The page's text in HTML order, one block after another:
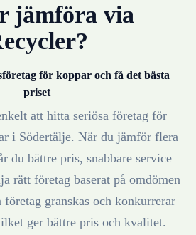
jämföra via
för kopparoch få det bästa
priset
att hitta seriösa företag för
i Södertälje. När du jämför flera
du bättre pris, snabbare service
rätt företag baserat på omdömen
granskas och konkurrerar
ger bättre pris och kvalitet.